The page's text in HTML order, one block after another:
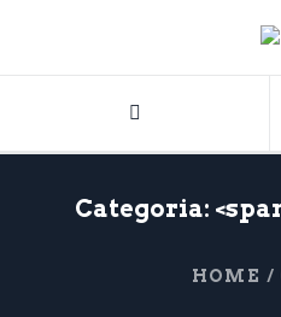
Categoria:
HOME /